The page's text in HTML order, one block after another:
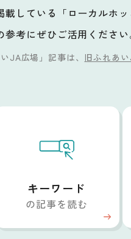
している「ローカルホ
考にぜひご活用ください
JA広場」記事は、 旧ふれあ
キーワード
の記事を読む